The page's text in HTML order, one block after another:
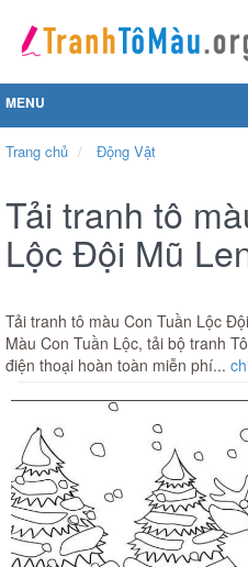
MENU
Trang chủ Động Vật
Tải tranh tô
Lộc Đội Mũ
Tải tranh tô màu Con Tuần Lộc
Màu Con Tuần Lộc, tải bộ tranh
điện thoại hoàn toàn miễn phí...